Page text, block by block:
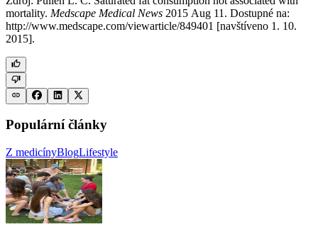
mortality. Medscape Medical News 2015 Aug 11. Dostupné na:
http://www.medscape.com/viewarticle/849401 [navštíveno 1. 10.
2015].
Populární články
Z medicínyBlogLifestyle